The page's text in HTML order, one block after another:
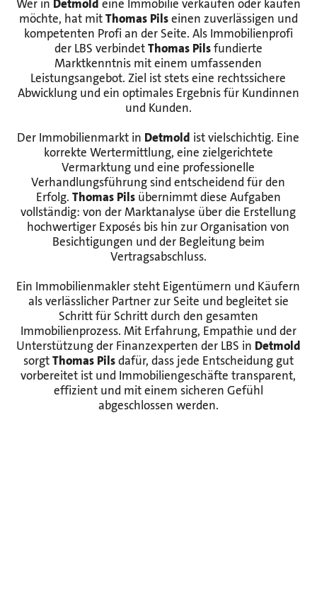
Wer in Detmold eine Immobilie verkaufen oder kaufen
möchte, hat mitThomas Pilseinen zuverlässigen und
kompetenten Profi an der Seite. Als Immobilienprofi
der LBS verbindetThomas Pilsfundierte
Marktkenntnis mit einem umfassenden
Leistungsangebot. Ziel ist stets eine rechtssichere
Abwicklung und ein optimales Ergebnis für Kundinnen
und Kunden.
Der Immobilienmarkt in Detmold ist vielschichtig. Eine
korrekte Wertermittlung, eine zielgerichtete
Vermarktung und eine professionelle
Verhandlungsführung sind entscheidend für den
Erfolg. Thomas Pilsübernimmt diese Aufgaben
vollständig: von der Marktanalyse über die Erstellung
hochwertiger Exposés bis hin zur Organisation von
Besichtigungen und der Begleitung beim
Vertragsabschluss.
Ein Immobilienmakler steht Eigentümern und Käufern
als verlässlicher Partner zur Seite und begleitet sie
Schritt für Schritt durch den gesamten
Immobilienprozess. Mit Erfahrung, Empathie und der
Unterstützung der Finanzexperten der LBS in Detmold
sorgtThomas Pilsdafür, dass jede Entscheidung gut
vorbereitet ist und Immobiliengeschäfte transparent,
effizient und mit einem sicheren Gefühl
abgeschlossen werden.